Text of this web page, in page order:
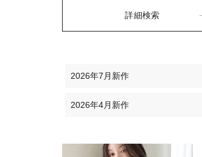
詳細検索
2026年7月新作
2026年4月新作